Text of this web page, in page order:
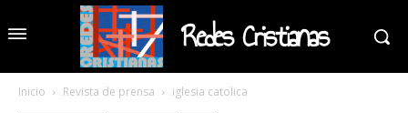
Redes Cristianas
Inicio Revista de prensa iglesia catolica